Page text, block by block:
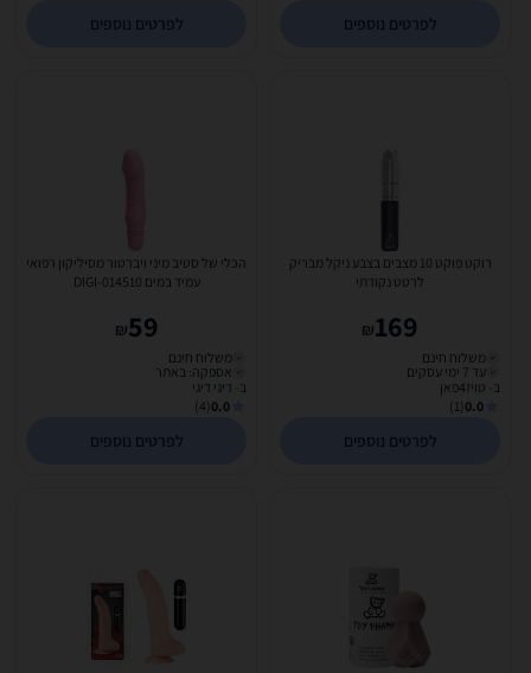
לפרטים נוספים לפרטים נוספים
רוקט פוקט 10 מצבים בצבע ניקל מבריק
לרטט נקודתי
169
₪
משלוח חינם
עד 7 ימי עסקים
ב- טויז4פאן
0.0
(1)
לפרטים נוספים
הכלי של סטיב מיני ויברטור מסיליקון רפואי
עמיד במים DIGI-014510
59
₪
משלוח חינם
אספקה: באתר
ב- דיגי דיגי
0.0
(4)
לפרטים נוספים